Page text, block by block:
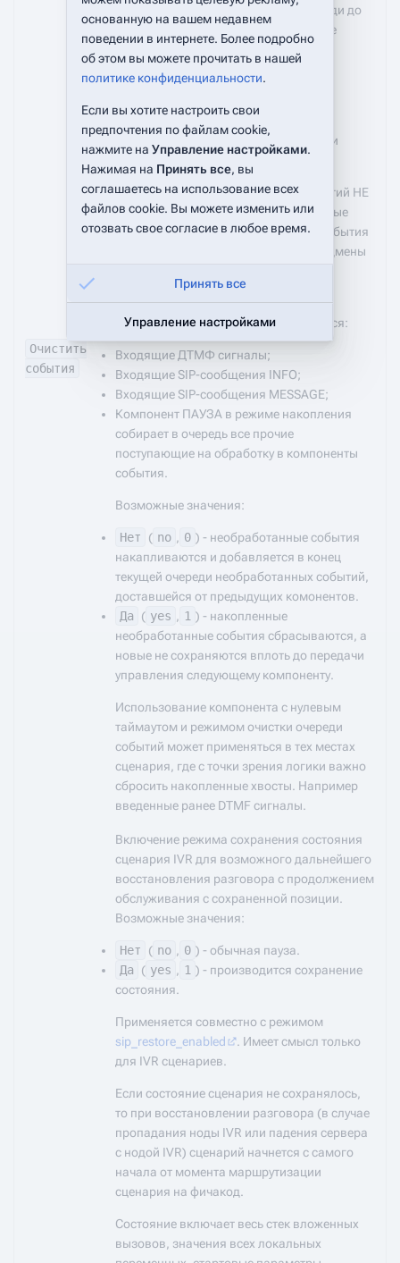
Очистить
события
их обрабатывать, и остаются в очереди до
тех пор, пока очередной компонент не
обработает их (или не завершится
асинхронные компоненты, то есть
проводящие асинхронные операции и
ожидающие событий.
К множеству рассматриваемых событий НЕ
ОТНОСЯТСЯ события, обрабатываемые
самой скрипт-машиной, например события
межсценарного взаимодействия, подмены
владельца и т.д.
К накапливаемым событиям относятся:
Входящие ДТМФ сигналы;
Входящие SIP-сообщения INFO;
Входящие SIP-сообщения MESSAGE;
Компонент ПАУЗА в режиме накопления
собирает в очередь все прочие
поступающие на обработку в компоненты
события.
Возможные значения:
Нет ( no , 0 ) - необработанные события
накапливаются и добавляется в конец
текущей очереди необработанных событий,
доставшейся от предыдущих комонентов.
Да
( yes , 1 ) - накопленные
необработанные события сбрасываются, а
новые не сохраняются вплоть до передачи
управления следующему компоненту.
Использование компонента с нулевым
таймаутом и режимом очистки очереди
событий может применяться в тех местах
сценария, где с точки зрения логики важно
сбросить накопленные хвосты. Например
введенные ранее DTMF сигналы.
Включение режима сохранения состояния
сценария IVR для возможного дальнейшего
восстановления разговора с продолжением
обслуживания с сохраненной позиции.
Возможные значения:
Нет ( no , 0 ) - обычная пауза.
Да
( yes , 1 ) - производится сохранение
состояния.
Применяется совместно с режимом
sip_restore_enabled
. Имеет смысл только
для IVR сценариев.
Если состояние сценария не сохранялось,
то при восстановлении разговора (в случае
пропадания ноды IVR или падения сервера
с нодой IVR) сценарий начнется с самого
начала от момента маршрутизации
сценария на фичакод.
Состояние включает весь стек вложенных
вызовов, значения всех локальных
основанную на вашем недавнем
поведении в интернете. Более подробно
об этом вы можете прочитать в нашей
политике конфиденциальности.
Если вы хотите настроить свои
предпочтения по файлам cookie,
нажмите на Управление настройками.
Нажимая на Принять все, вы
соглашаетесь на использование всех
файлов cookie. Вы можете изменить или
отозвать свое согласие в любое время.
Принять все
Управление настройками